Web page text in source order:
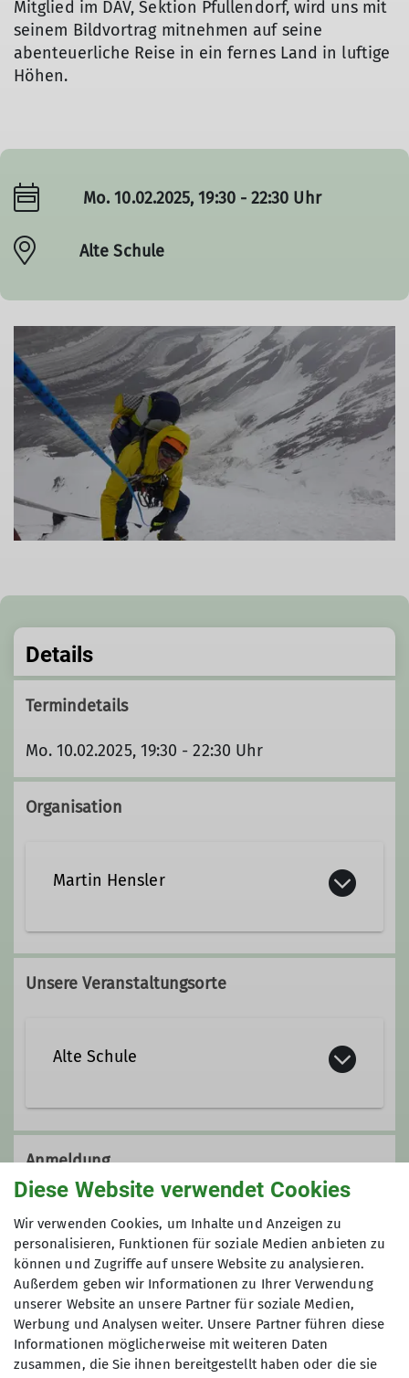
Mitglied im DAV, Sektion Pfullendorf, wird uns mit
seinem Bildvortrag mitnehmen auf seine
abenteuerliche Reise in ein fernes Land in luftige
Höhen.
Mo. 10.02.2025, 19:30 - 22:30 Uhr
Alte Schule
Details
Termindetails
Mo. 10.02.2025, 19:30 - 22:30 Uhr
Organisation
Martin Hensler
Unsere Veranstaltungsorte
Alte Schule
Schulhof 4
72488 Sigmaringen
Anmeldung
Preis
Eintritt auf Spendenbasis
Diese Website verwendet Cookies
Wir verwenden Cookies, um Inhalte und Anzeigen zu
personalisieren, Funktionen für soziale Medien anbieten zu
können und Zugriffe auf unsere Website zu analysieren.
Außerdem geben wir Informationen zu Ihrer Verwendung
unserer Website an unsere Partner für soziale Medien,
Werbung und Analysen weiter. Unsere Partner führen diese
Informationen möglicherweise mit weiteren Daten
zusammen, die Sie ihnen bereitgestellt haben oder die sie